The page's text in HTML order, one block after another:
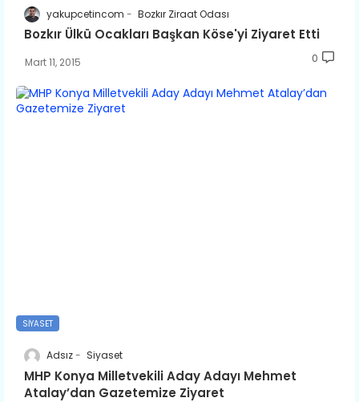
yakupcetincom Bozkır Ziraat Odası
Bozkır Ülkü Ocakları Başkan Köse'yi Ziyaret Etti
Mart 11, 2015 0
SIYASET
Adsız Siyaset
MHP Konya Milletvekili Aday Adayı Mehmet
Atalay’dan Gazetemize Ziyaret